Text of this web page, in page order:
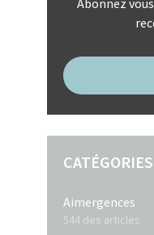
Abonnez
CATÉGORIES
Aimergences
544 des articles